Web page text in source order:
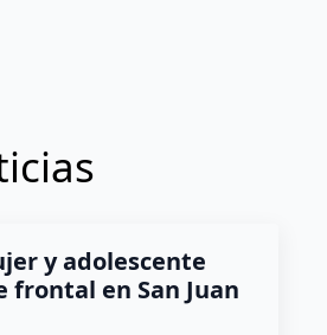
y adolescente
frontal en San Juan